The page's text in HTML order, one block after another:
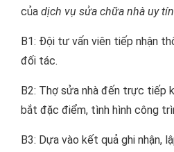
của dịch vụ sửa chữa nhà uy tín
B1: Đội tư vấn viên tiếp nhận
đối tác.
B2: Thợ sửa nhà đến trực tiếp
bắt đặc điểm, tình hình công
B3: Dựa vào kết quả ghi nhận,